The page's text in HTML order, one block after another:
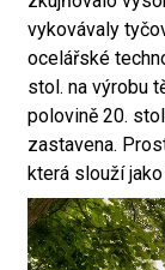
vykovávaly
ocelářské
stol. na výrobu
polovině 20.
zastavena.
která slouží